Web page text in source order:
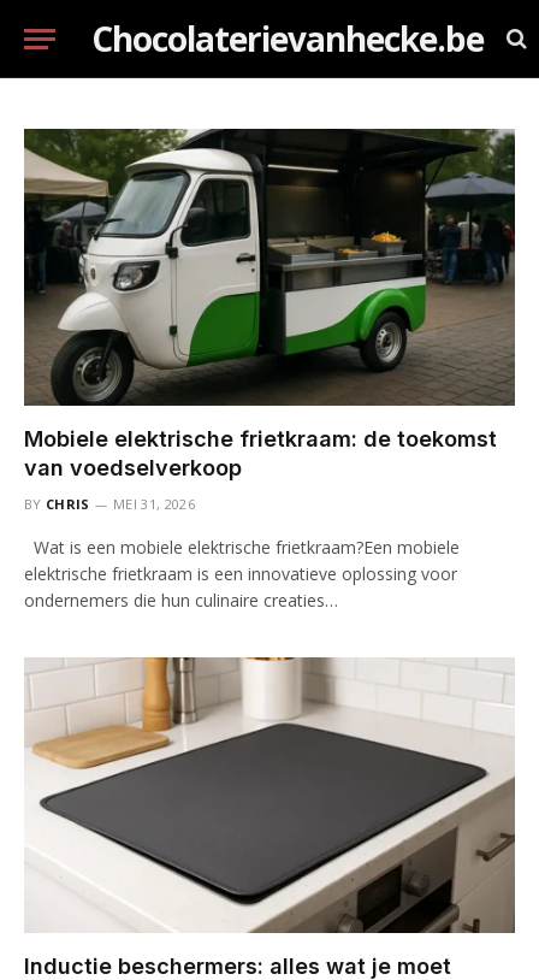
Chocolaterievanhecke.be
Mobiele elektrische frietkraam: de toekomst
van voedselverkoop
BY CHRIS MEI 31, 2026
Wat is een mobiele elektrische frietkraam?Een mobiele
elektrische frietkraam is een innovatieve oplossing voor
ondernemers die hun culinaire creaties…
Inductie beschermers: alles wat je moet